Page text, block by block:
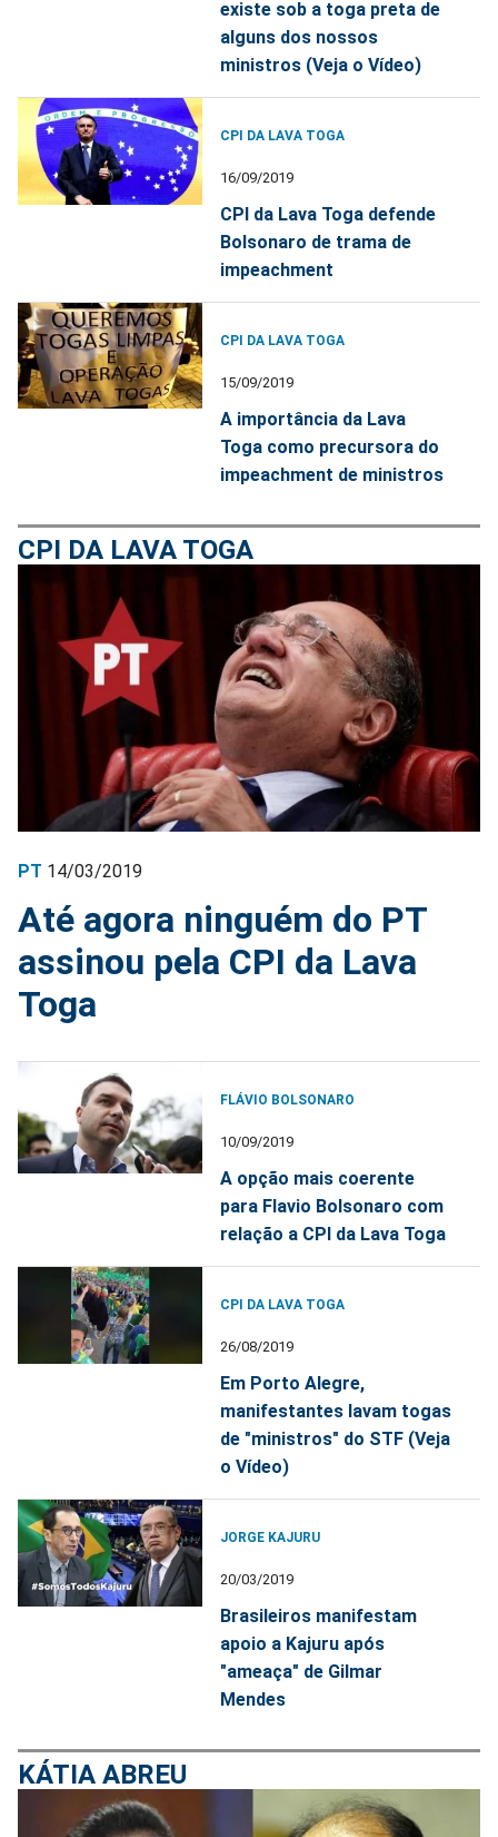
existe sob a toga preta de
alguns dos nossos
ministros (Veja o Vídeo)
CPI DA LAVA TOGA
16/09/2019
CPI da Lava Toga defende
Bolsonaro de trama de
impeachment
CPI DA LAVA TOGA
15/09/2019
A importância da Lava
Toga como precursora do
impeachment de ministros
CPI DA LAVA TOGA
PT 14/03/2019
Até agora ninguém do PT
assinou pela CPI da Lava
Toga
FLÁVIO BOLSONARO
10/09/2019
A opção mais coerente
para Flavio Bolsonaro com
relação a CPI da Lava Toga
CPI DA LAVA TOGA
26/08/2019
Em Porto Alegre,
manifestantes lavam togas
de "ministros" do STF (Veja
o Vídeo)
JORGE KAJURU
20/03/2019
Brasileiros manifestam
apoio a Kajuru após
"ameaça" de Gilmar
Mendes
KÁTIA ABREU